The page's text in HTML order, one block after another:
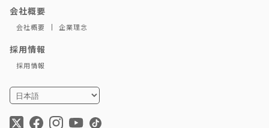
会社概要
会社概要 企業理念
採用情報
採用情報